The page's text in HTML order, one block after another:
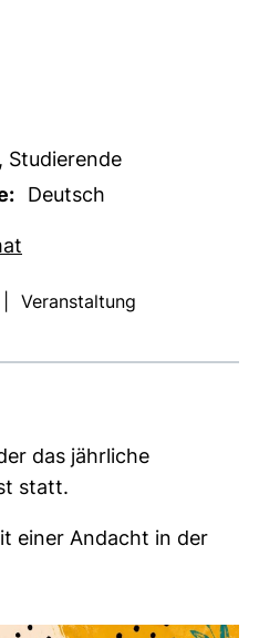
Studierende
Deutsch
Veranstaltung
das jährliche
statt.
einer Andacht in der